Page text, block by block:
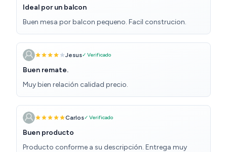
Ideal por un balcon
Buen mesa por balcon pequeno. Facil construcion.
Jesus✓ Verificado
Buen remate.
Muy bien relación calidad precio.
Carlos✓ Verificado
Buen producto
Producto conforme a su descripción. Entrega muy